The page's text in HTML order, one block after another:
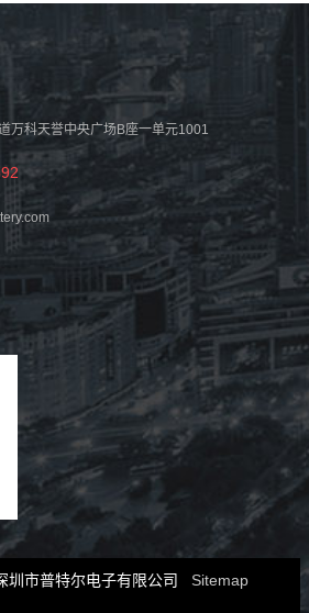
万科天誉中央广场B座一单元1001
圳市普特尔电子有限公司 Sitemap